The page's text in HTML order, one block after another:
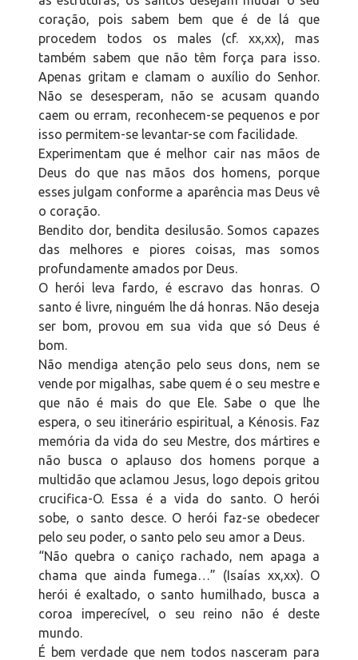
coração, pois sabem bem que é de lá que
procedem todos os males (cf. xx,xx), mas
também sabem que não têm força para isso.
Apenas gritam e clamam o auxílio do Senhor.
Não se desesperam, não se acusam quando
caem ou erram, reconhecem-se pequenos e por
isso permitem-se levantar-se com facilidade.
Experimentam que é melhor cair nas mãos de
Deus do que nas mãos dos homens, porque
esses julgam conforme a aparência mas Deus vê
o coração.
Bendito dor, bendita desilusão. Somos capazes
das melhores e piores coisas, mas somos
profundamente amados por Deus.
O herói leva fardo, é escravo das honras. O
santo é livre, ninguém lhe dá honras. Não deseja
ser bom, provou em sua vida que só Deus é
bom.
Não mendiga atenção pelo seus dons, nem se
vende por migalhas, sabe quem é o seu mestre e
que não é mais do que Ele. Sabe o que lhe
espera, o seu itinerário espiritual, a Kénosis. Faz
memória da vida do seu Mestre, dos mártires e
não busca o aplauso dos homens porque a
multidão que aclamou Jesus, logo depois gritou
crucifica-O. Essa é a vida do santo. O herói
sobe, o santo desce. O herói faz-se obedecer
pelo seu poder, o santo pelo seu amor a Deus.
“Não quebra o caniço rachado, nem apaga a
chama que ainda fumega…” (Isaías xx,xx). O
herói é exaltado, o santo humilhado, busca a
coroa imperecível, o seu reino não é deste
mundo.
É bem verdade que nem todos nasceram para